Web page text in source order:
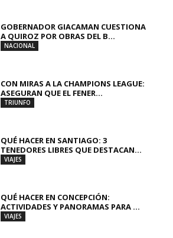
GOBERNADOR GIACAMAN CUESTIONA
A QUIROZ POR OBRAS DEL B...
NACIONAL
CON MIRAS A LA CHAMPIONS LEAGUE:
ASEGURAN QUE EL FENER...
TRIUNFO
QUÉ HACER EN SANTIAGO: 3
TENEDORES LIBRES QUE DESTACAN...
VIAJES
QUÉ HACER EN CONCEPCIÓN:
ACTIVIDADES Y PANORAMAS PARA ...
VIAJES